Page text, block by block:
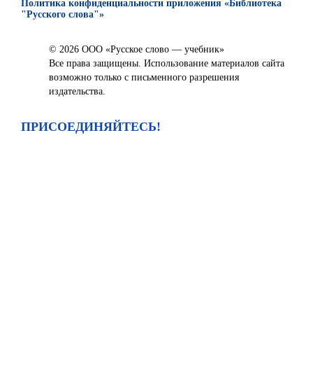
Политика конфиденциальности приложения «Библиотека
"Русского слова"»
© 2026 ООО «Русское слово — учебник»
Все права защищены. Использование материалов сайта
возможно только с письменного разрешения
издательства.
ПРИСОЕДИНЯЙТЕСЬ!